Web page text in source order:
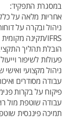
במסגרת התפקיד:
אחריות מלאה על
ניהול ובקרה על
IFRS/תקינה מקומית
הובלת תהליך
פעולות לשיפור וייעול
ניהול מקצועי
עבודה מסודרים
פיקוח על בקרות
עבודה שוטפת מול
תמיכה פיננסית